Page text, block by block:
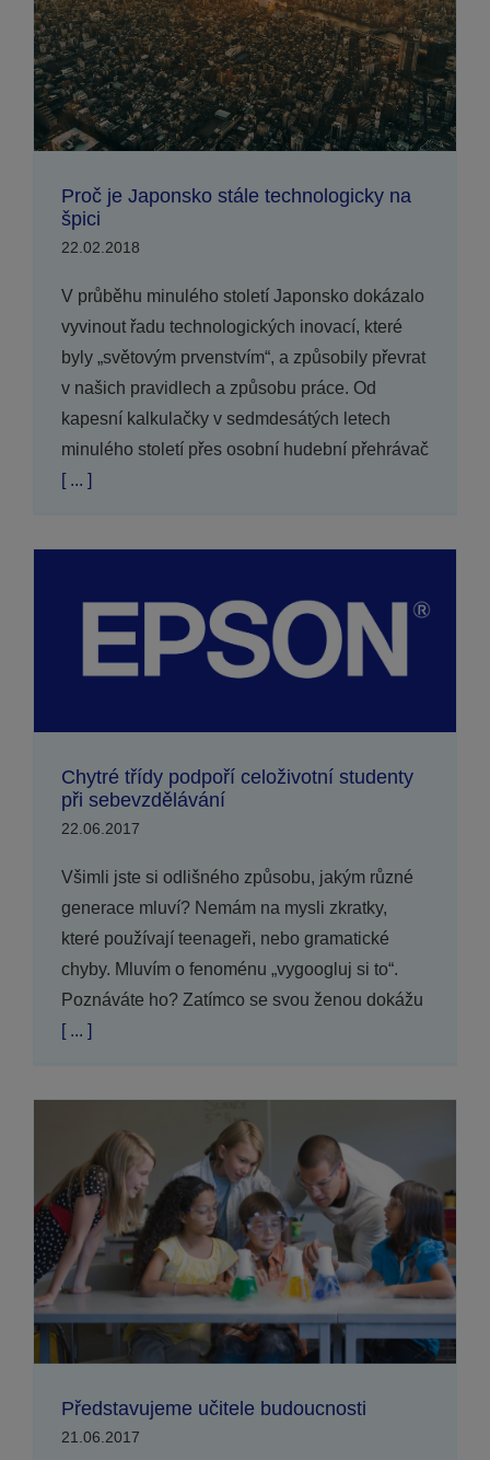
Proč je Japonsko stále technologicky na
špici
22.02.2018
V průběhu minulého století Japonsko dokázalo
vyvinout řadu technologických inovací, které
byly „světovým prvenstvím“, a způsobily převrat
v našich pravidlech a způsobu práce. Od
kapesní kalkulačky v sedmdesátých letech
minulého století přes osobní hudební přehrávač
[ ... ]
Chytré třídy podpoří celoživotní studenty
při sebevzdělávání
22.06.2017
Všimli jste si odlišného způsobu, jakým různé
generace mluví? Nemám na mysli zkratky,
které používají teenageři, nebo gramatické
chyby. Mluvím o fenoménu „vygoogluj si to“.
Poznáváte ho? Zatímco se svou ženou dokážu
[ ... ]
Představujeme učitele budoucnosti
21.06.2017